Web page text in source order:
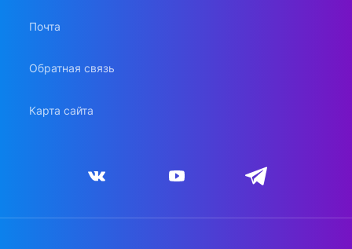
Почта
Обратная связь
Карта сайта